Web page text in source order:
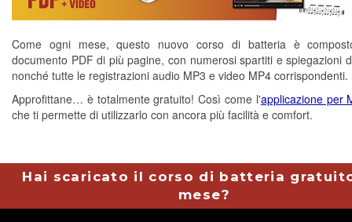
Come ogni mese, questo nuovo corso di batteria è
documento PDF di più pagine, con numerosi spartiti e spiegazioni
nonché tutte le registrazioni audio MP3 e video MP4 corrispondenti.
Approfittane… è totalmente gratuito! Così come l'applicazione per
che ti permette di utilizzarlo con ancora più facilità e comfort.
Hai scaricato il corso di batteria
mese?